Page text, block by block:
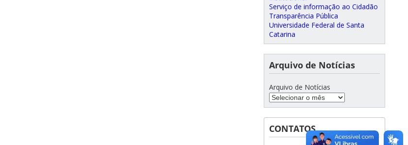
Serviço de informação ao Cidadão
Transparência Pública
Universidade Federal de Santa
Catarina
Arquivo de Notícias
Arquivo de Notícias
CONTATOS